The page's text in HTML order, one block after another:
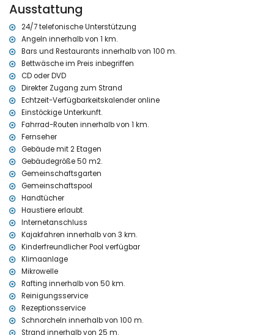
Ausstattungen und Dienstleistungen, die im Mietpreis der
Wohnung enthalten sind
Internet (WiFi)
Bügeleisen und Bügelbrett
Bettwäsche und Handtücher
Rezeption und 24-Stunden-Notdienst
Ausstattungen und Dienstleistungen gegen Aufpreis
Reinigungsservice und Wäscheservice
mit Klimaanlage
Kinderbett/Babybett (auf Anfrage)
Unterhaltung und Freizeitaktivitäten für Ihren Urlaub in Denia,
Costa Blanca
Bar (innerhalb von 500 Metern vom Haus)
Diskothek und Nachtclub (innerhalb von 5 Kilometern vom Haus)
Sehenswürdigkeiten und Kultur in Denia, Costa Blanca
Schloss (Denia) (innerhalb von 5 Kilometern von der Unterkunft)
Sport
Radfahren, Angeln und Schnorcheln (innerhalb von 1000 Metern
von der Wohnung)
Tennis, Kajakfahren, Tauchen, Surfen und Windsurfen (innerhalb
von 5 Kilometern von der Wohnung)
Reiten (innerhalb von 10 Kilometern von der Wohnung)
Rafting (innerhalb von 50 Kilometern von der Wohnung)
Ausstattung
24/7 telefonische Unterstützung
Angeln innerhalb von 1 km.
Bars und Restaurants innerhalb von 100 m.
Bettwäsche im Preis inbegriffen
CD oder DVD
Direkter Zugang zum Strand
Echtzeit-Verfügbarkeitskalender online
Einstöckige Unterkunft.
Fahrrad-Routen innerhalb von 1 km.
Fernseher
Gebäude mit 2 Etagen
Gebäudegröße 50 m2.
Gemeinschaftsgarten
Gemeinschaftspool
Handtücher
Haustiere erlaubt.
Internetanschluss
Kajakfahren innerhalb von 3 km.
Kinderfreundlicher Pool verfügbar
Klimaanlage
Mikrowelle
Rafting innerhalb von 50 km.
Reinigungsservice
Rezeptionsservice
Schnorcheln innerhalb von 100 m.
Strand innerhalb von 25 m.